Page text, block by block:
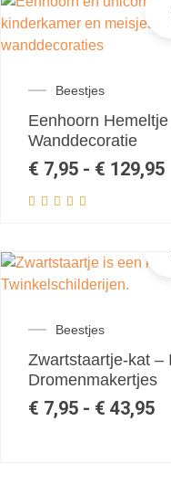
Beestjes
Eenhoorn Hemeltje
Wanddecoratie
€ 7,95 - € 129,95
Beestjes
Zwartstaartje-kat –
Dromenmakertjes
€ 7,95 - € 43,95